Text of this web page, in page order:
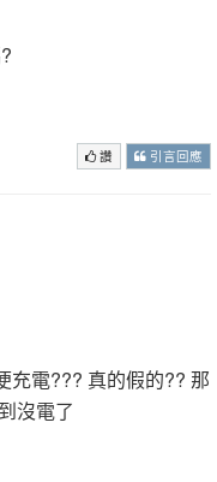
讚 引言回應
充電??? 真的假的?? 那
沒電了